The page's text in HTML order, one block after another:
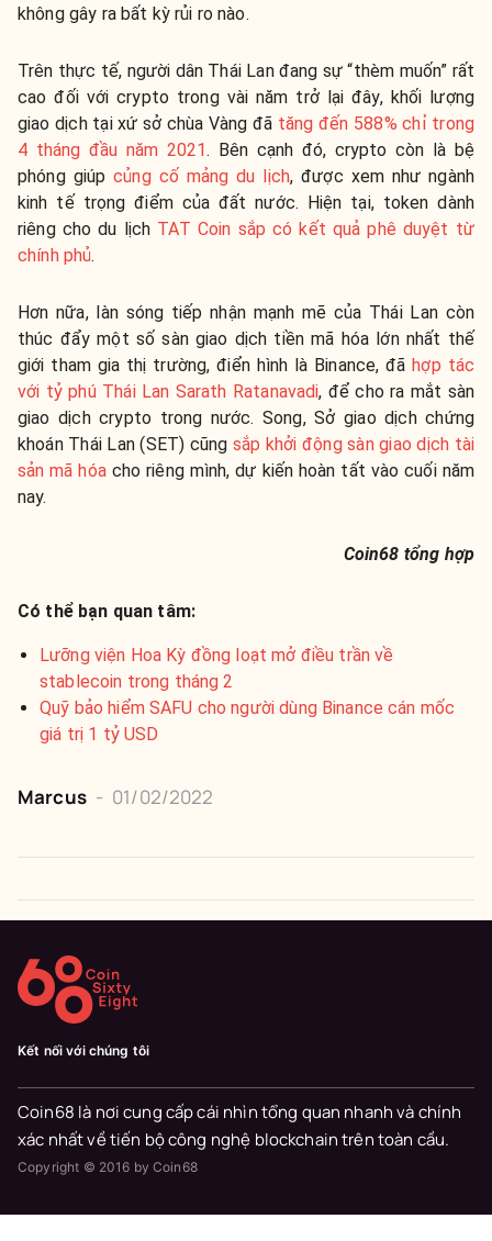
không gây ra bất kỳ rủi ro nào.
Trên thực tế, người dân Thái Lan đang sự “thèm muốn” rất
cao đối với crypto trong vài năm trở lại đây, khối lượng
giao dịch tại xứ sở chùa Vàng đã tăng đến 588% chỉ trong
4 tháng đầu năm 2021. Bên cạnh đó, crypto còn là bệ
phóng giúpcủng cố mảng du lịch, được xem như ngành
kinh tế trọng điểm của đất nước. Hiện tại, token dành
riêng cho du lịch TAT Coin sắp có kết quả phê duyệt từ
chính phủ.
Hơn nữa, làn sóng tiếp nhận mạnh mẽ của Thái Lan còn
thúc đẩy một số sàn giao dịch tiền mã hóa lớn nhất thế
giới tham gia thị trường, điển hình là Binance, đãhợp tác
với tỷ phú Thái Lan Sarath Ratanavadi, để cho ra mắt sàn
giao dịch crypto trong nước. Song, Sở giao dịch chứng
khoán Thái Lan (SET) cũng sắp khởi động sàn giao dịch tài
sản mã hóacho riêng mình, dự kiến hoàn tất vào cuối năm
nay.
Coin68 tổng hợp
Có thể bạn quan tâm:
Lưỡng viện Hoa Kỳ đồng loạt mở điều trần về
stablecoin trong tháng 2
Quỹ bảo hiểm SAFU cho người dùng Binance cán mốc
giá trị 1 tỷ USD
Marcus - 01/02/2022
Kết nối với chúng tôi
Coin68 là nơi cung cấp cái nhìn tổng quan nhanh và chính
xác nhất về tiến bộ công nghệ blockchain trên toàn cầu.
Copyright © 2016 by Coin68